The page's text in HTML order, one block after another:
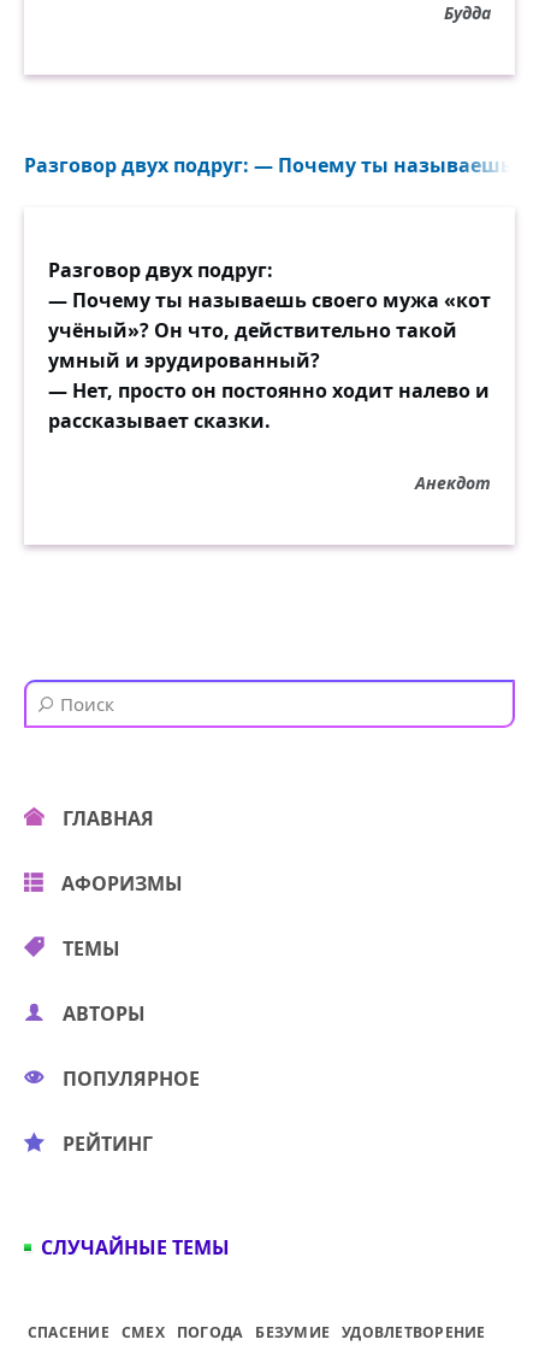
Будда
Разговор двух подруг: — Почему ты называешь
Разговор двух подруг:
— Почему ты называешь своего мужа «кот
учёный»? Он что, действительно такой
умный и эрудированный?
— Нет, просто он постоянно ходит налево и
рассказывает сказки.
Анекдот
ГЛАВНАЯ
АФОРИЗМЫ
ТЕМЫ
АВТОРЫ
ПОПУЛЯРНОЕ
РЕЙТИНГ
СЛУЧАЙНЫЕ ТЕМЫ
СПАСЕНИЕ СМЕХ ПОГОДА БЕЗУМИЕ УДОВЛЕТВОРЕНИЕ